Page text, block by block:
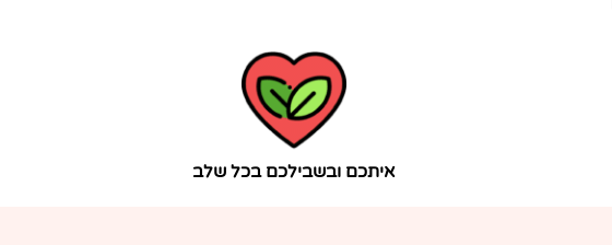
איתכם ובשבילכם בכל שלב